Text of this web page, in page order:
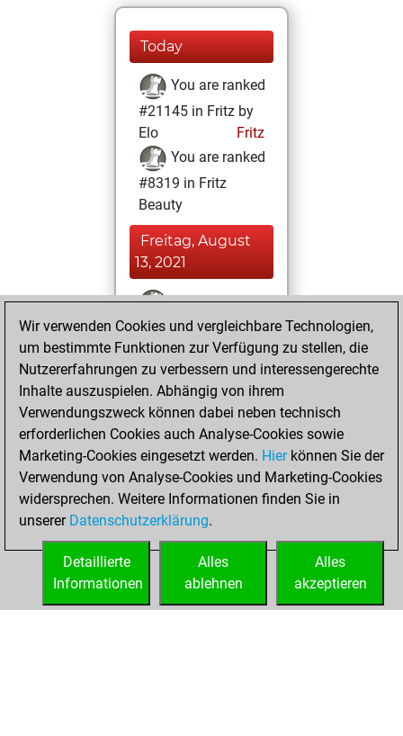
Today
You are ranked
#21145 in Fritz by
Elo
Fritz
You are ranked
#8319 in Fritz
Beauty
Freitag, August
13, 2021
You won
against Fritz
Fritz
You achieved a
BeautyScore of 29
You achieved a
new Elo of 1547
Donnerstag,
August 12, 2021
You created
your Fritz account
Wir verwenden Cookies und vergleichbare Technologien,
um bestimmte Funktionen zur Verfügung zu stellen, die
Nutzererfahrungen zu verbessern und interessengerechte
Inhalte auszuspielen. Abhängig von ihrem
Verwendungszweck können dabei neben technisch
erforderlichen Cookies auch Analyse-Cookies sowie
Marketing-Cookies eingesetzt werden. Hierkönnen Sie der
Verwendung von Analyse-Cookies und Marketing-Cookies
widersprechen. Weitere Informationen finden Sie in
unserer Datenschutzerklärung.
Alles
akzeptieren
Alles
ablehnen
Detaillierte
Informationen